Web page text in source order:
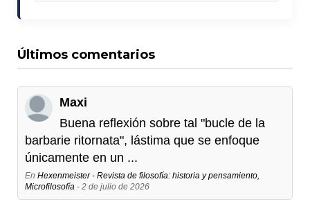
Últimos comentarios
Maxi
Buena reflexión sobre tal "bucle de la
barbarie ritornata", lástima que se enfoque
únicamente en un ...
En Hexenmeister - Revista de filosofía: historia y pensamiento,
Microfilosofía - 2 de julio de 2026